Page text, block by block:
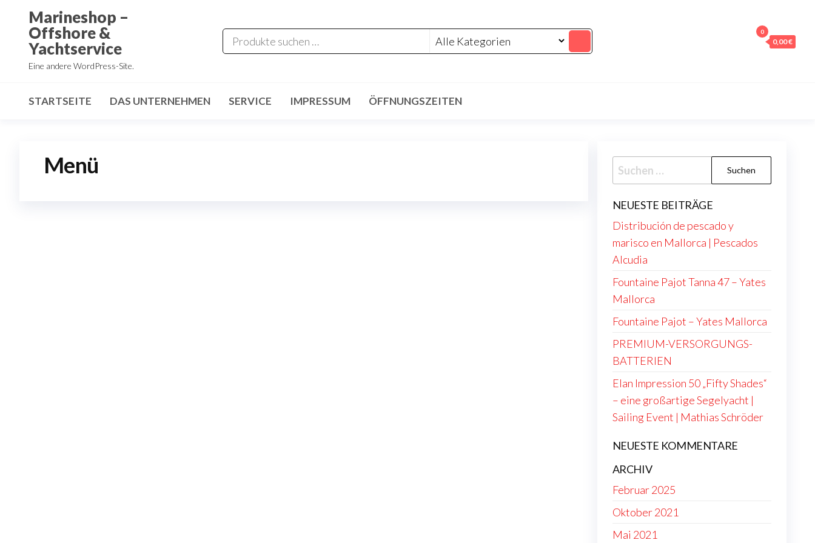
springen
Marineshop –
Offshore &
Yachtservice
Eine andere WordPress-Site.
0
0,00 €
STARTSEITE DAS UNTERNEHMEN SERVICE IMPRESSUM ÖFFNUNGSZEITEN
Menü
Suchen
nach:
NEUESTE BEITRÄGE
Distribución de pescado y
marisco en Mallorca | Pescados
Alcudia
Fountaine Pajot Tanna 47 – Yates
Mallorca
Fountaine Pajot – Yates Mallorca
PREMIUM-VERSORGUNGS-
BATTERIEN
Elan Impression 50 „Fifty Shades“
– eine großartige Segelyacht |
Sailing Event | Mathias Schröder
NEUESTE KOMMENTARE
ARCHIV
Februar 2025
Oktober 2021
Mai 2021